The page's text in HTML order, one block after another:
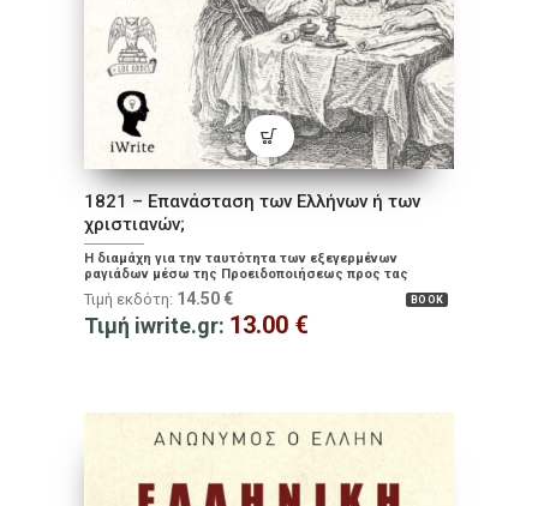
1821 – Επανάσταση των Ελλήνων ή των
χριστιανών;
Η διαμάχη για την ταυτότητα των εξεγερμένων
ραγιάδων μέσω της Προειδοποιήσεως προς τας
Ευρωπαϊκάς αυλάς, του πρώτου διπλωματικού
εγγράφου της Επανάστασης
BOOK
Τιμή εκδότη: 14.50 €
Τιμή iwrite.gr: 13.00 €